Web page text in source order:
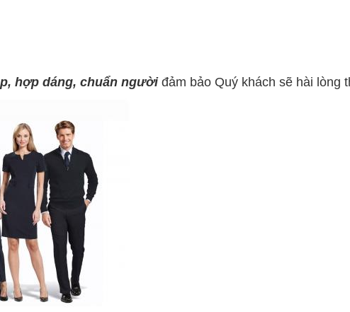
hợp dáng, chuẩn ngườiđảm bảo Quý khách sẽ hài lòng